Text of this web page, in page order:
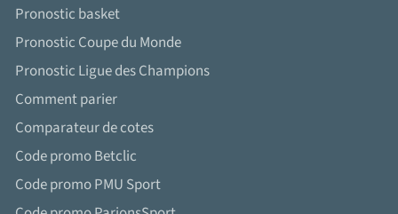
Pronostic basket
Pronostic Coupe du Monde
Pronostic Ligue des Champions
Comment parier
Comparateur de cotes
Code promo Betclic
Code promo PMU Sport